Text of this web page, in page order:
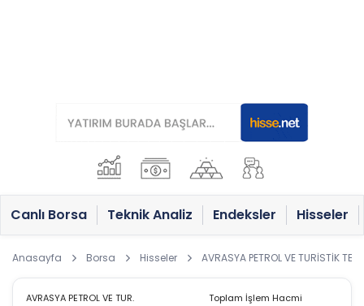
Canlı Borsa Teknik Analiz Endeksler Hisseler
Anasayfa Borsa Hisseler AVRASYA PETROL VE TURİSTİK
AVRASYA PETROL VE TUR. Toplam İşlem Hacmi